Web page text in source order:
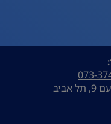
073-